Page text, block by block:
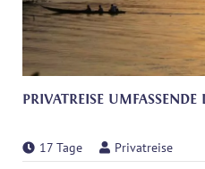
PRIVATREISE UMFASSENDE
17 Tage Privatreise